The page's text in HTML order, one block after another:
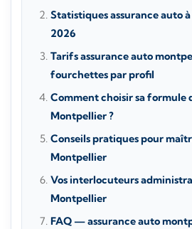
Statistiques assurance auto
2026
Tarifs assurance auto
fourchettes par profil
Comment choisir sa formule
Montpellier ?
Conseils pratiques pour
Montpellier
Vos interlocuteurs
Montpellier
FAQ — assurance auto